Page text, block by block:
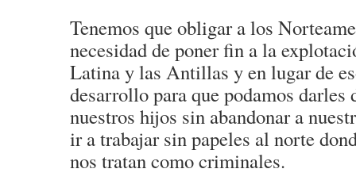
Tenemos que obligar a los
necesidad de poner fin a la
Latina y las Antillas y en lugar de
desarrollo para que podamos darles
nuestros hijos sin abandonar a
ir a trabajar sin papeles al norte
nos tratan como criminales.